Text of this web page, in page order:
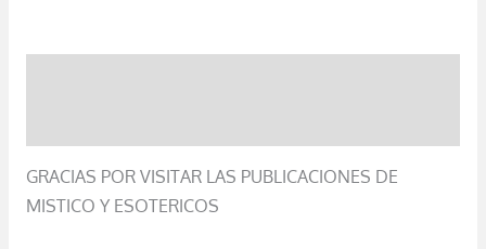
GRACIAS POR VISITAR LAS PUBLICACIONES DE
MISTICO Y ESOTERICOS